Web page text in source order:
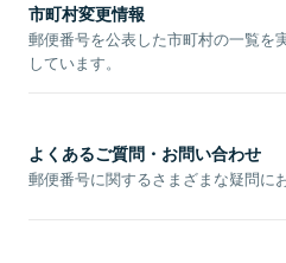
市町村変更情報
郵便番号を公表した市町村の一覧を
しています。
よくあるご質問・お問い合わせ
郵便番号に関するさまざまな疑問に